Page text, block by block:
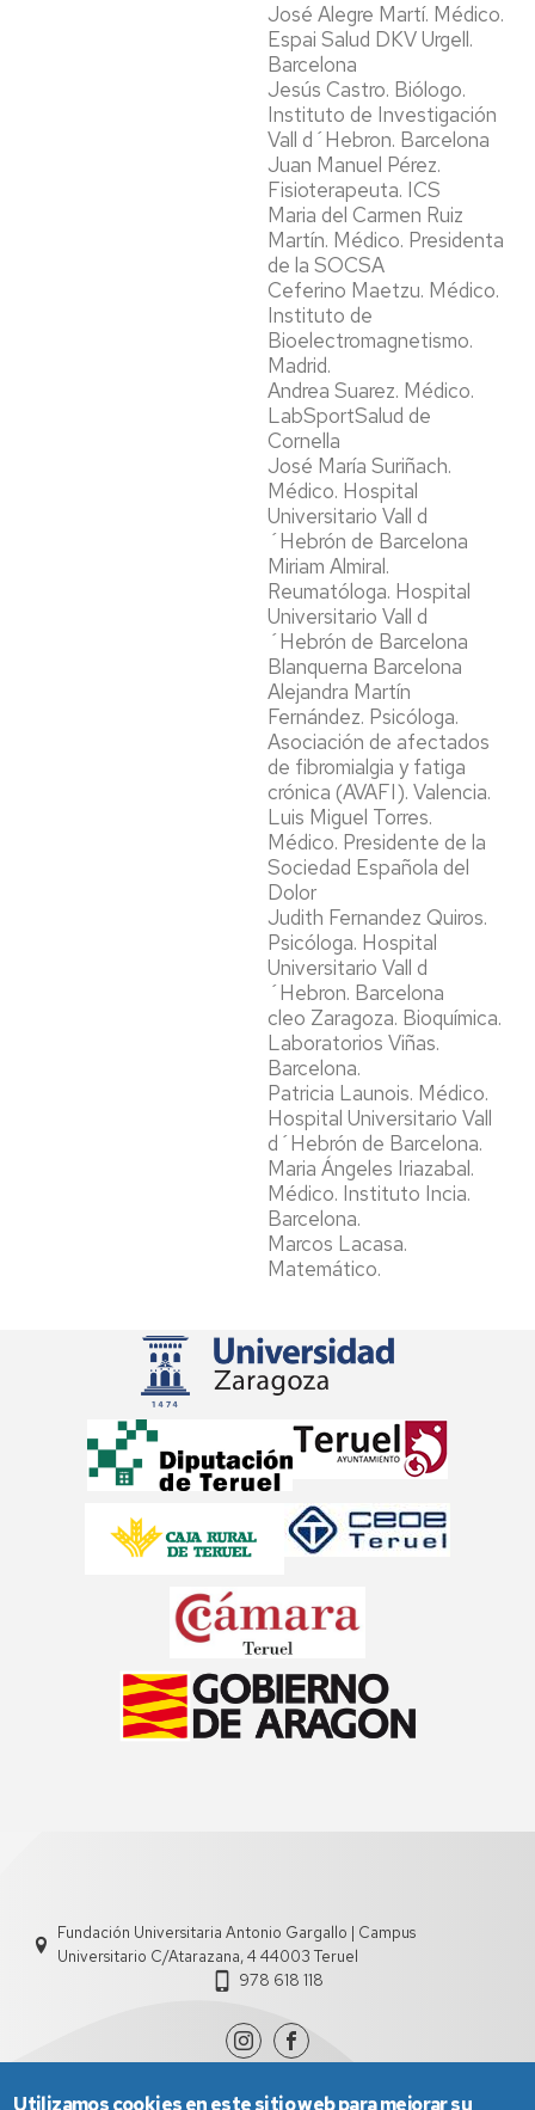
José Alegre Martí. Médico.
Espai Salud DKV Urgell.
Barcelona
Jesús Castro. Biólogo.
Instituto de Investigación
Vall d´Hebron. Barcelona
Juan Manuel Pérez.
Fisioterapeuta. ICS
Maria del Carmen Ruiz
Martín. Médico. Presidenta
de la SOCSA
Ceferino Maetzu. Médico.
Instituto de
Bioelectromagnetismo.
Madrid.
Andrea Suarez. Médico.
LabSportSalud de
Cornella
José María Suriñach.
Médico. Hospital
Universitario Vall d
´Hebrón de Barcelona
Miriam Almiral.
Reumatóloga. Hospital
Universitario Vall d
´Hebrón de Barcelona
Blanquerna Barcelona
Alejandra Martín
Fernández. Psicóloga.
Asociación de afectados
de fibromialgia y fatiga
crónica (AVAFI). Valencia.
Luis Miguel Torres.
Médico. Presidente de la
Sociedad Española del
Dolor
Judith Fernandez Quiros.
Psicóloga. Hospital
Universitario Vall d
´Hebron. Barcelona
cleo Zaragoza. Bioquímica.
Laboratorios Viñas.
Barcelona.
Patricia Launois. Médico.
Hospital Universitario Vall
d´Hebrón de Barcelona.
Maria Ángeles Iriazabal.
Médico. Instituto Incia.
Barcelona.
Marcos Lacasa.
Matemático.
Fundación Universitaria Antonio Gargallo | Campus
Universitario C/Atarazana, 4 44003 Teruel
978 618 118
Utilizamos cookies en este sitio web para mejorar su